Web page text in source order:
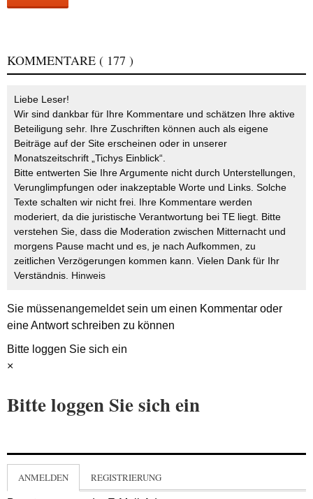
KOMMENTARE ( 177 )
Liebe Leser!
Wir sind dankbar für Ihre Kommentare und schätzen Ihre aktive
Beteiligung sehr. Ihre Zuschriften können auch als eigene
Beiträge auf der Site erscheinen oder in unserer
Monatszeitschrift „Tichys Einblick“.
Bitte entwerten Sie Ihre Argumente nicht durch Unterstellungen,
Verunglimpfungen oder inakzeptable Worte und Links. Solche
Texte schalten wir nicht frei. Ihre Kommentare werden
moderiert, da die juristische Verantwortung bei TE liegt. Bitte
verstehen Sie, dass die Moderation zwischen Mitternacht und
morgens Pause macht und es, je nach Aufkommen, zu
zeitlichen Verzögerungen kommen kann. Vielen Dank für Ihr
Verständnis. Hinweis
Sie müssenangemeldetsein um einen Kommentar oder
eine Antwort schreiben zu können
Bitte loggen Sie sich ein
×
Bitte loggen Sie sich ein
ANMELDEN REGISTRIERUNG